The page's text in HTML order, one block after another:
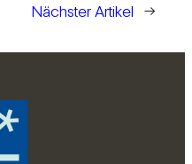
Nächster Artikel
→